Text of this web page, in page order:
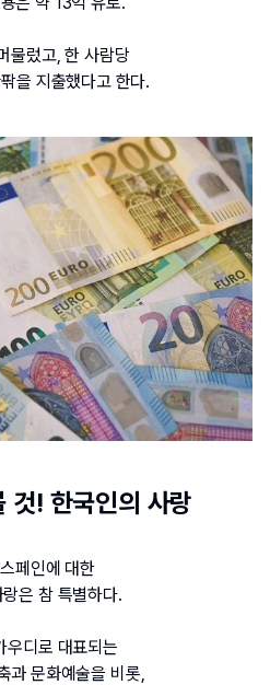
물렀고, 한 사람당
을 지출했다고 한다.
것! 한국인의 사랑
페인에 대한
은 참 특별하다.
우디로 대표되는
과 문화예술을 비롯,